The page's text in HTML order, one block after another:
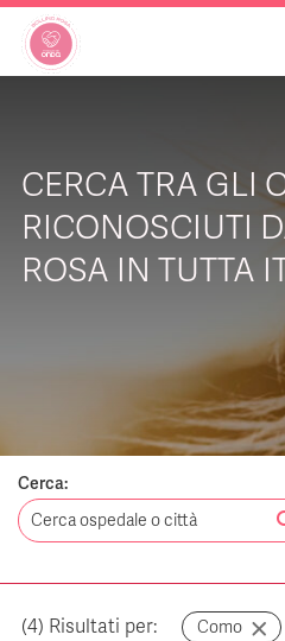
INIZIATIVE
NOTIZIE
CHI SIAMO
CERCA TRA GLI
RICONOSCIUTI
ROSA IN TUTTA
Cerca:
(4) Risultati per: Como